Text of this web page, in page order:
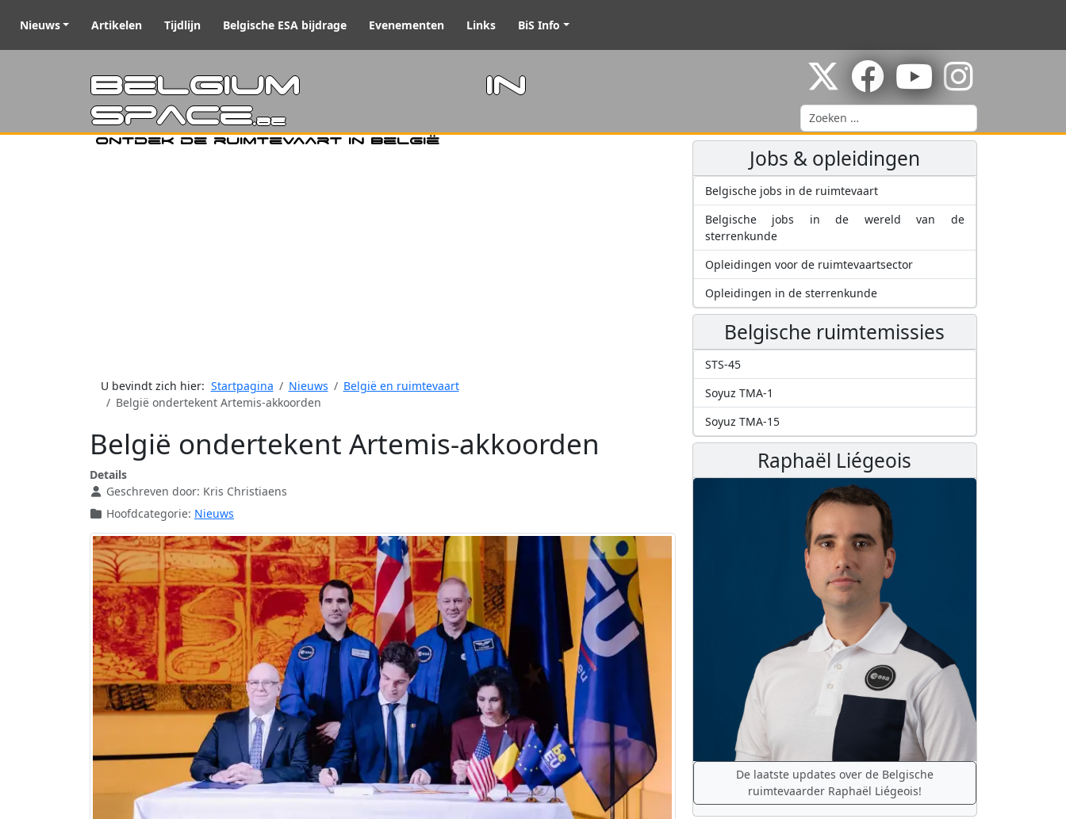
Nieuws Artikelen Tijdlijn Belgische ESA bijdrage Evenementen Links BiS Info
Belgium in
Space.be
Ontdek de ruimtevaart in België
Zoeken
U bevindt zich hier: Startpagina Nieuws
België en ruimtevaart
België ondertekent Artemis-akkoorden
België ondertekent Artemis-akkoorden
Details
Geschreven door: Kris Christiaens
Hoofdcategorie: Nieuws
Jobs & opleidingen
Belgische jobs in de ruimtevaart
Belgische jobs in de wereld van de
sterrenkunde
Opleidingen voor de ruimtevaartsector
Opleidingen in de sterrenkunde
Belgische ruimtemissies
STS-45
Soyuz TMA-1
Soyuz TMA-15
Raphaël Liégeois
De laatste updates over de Belgische
ruimtevaarder Raphaël Liégeois!